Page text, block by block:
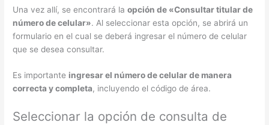
Una vez allí, se encontrará laopción de «Consultar titular de
número de celular». Al seleccionar esta opción, se abrirá un
formulario en el cual se deberá ingresar el número de celular
que se desea consultar.
Es importante ingresar el número de celular de manera
correcta y completa, incluyendo el código de área.
Seleccionar la opción de consulta de